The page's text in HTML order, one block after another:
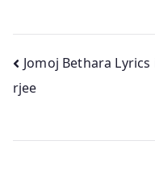
Post
navigation
Jomoj Bethara
rjee